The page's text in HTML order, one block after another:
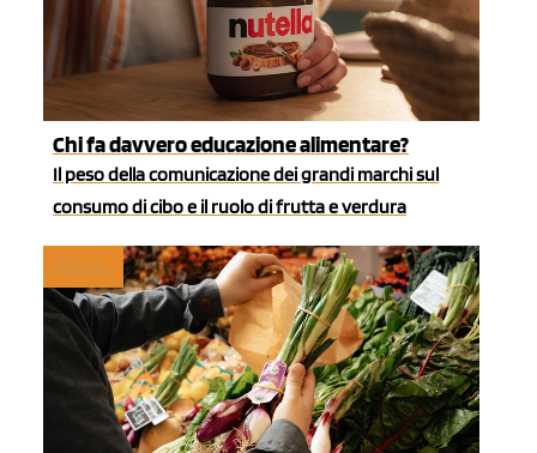
Chi fa davvero educazione alimentare?
Il peso della comunicazione dei grandi marchi sul
consumo di cibo e il ruolo di frutta e verdura